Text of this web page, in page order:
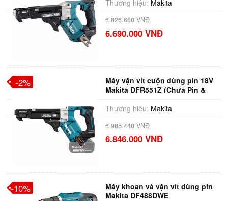
Thương hiệu: Makita
6.826.680 VNĐ
6.690.000 VNĐ
Máy vặn vít cuộn dùng pin 18V
Makita DFR551Z (Chưa Pin &
Thương hiệu: Makita
6.985.440 VNĐ
6.846.000 VNĐ
-2%
Máy khoan và vặn vít dùng pin
Makita DF488DWE
-10%